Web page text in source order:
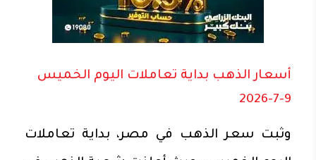
أسعار الذهب بداية تعاملات اليوم الخميس
9-7-2026
وثبت سعر الذهب في مصر، بداية تعاملات